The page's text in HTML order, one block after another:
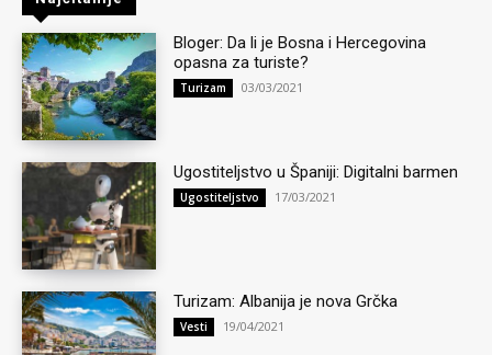
Bloger: Da li je Bosna i Hercegovina
opasna za turiste?
Turizam 03/03/2021
Ugostiteljstvo u Španiji: Digitalni barmen
Ugostiteljstvo 17/03/2021
Turizam: Albanija je nova Grčka
Vesti 19/04/2021